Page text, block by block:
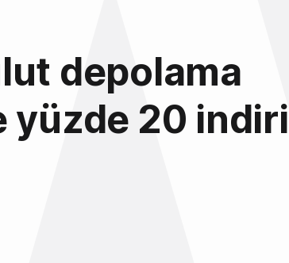
depolama
yüzde 20